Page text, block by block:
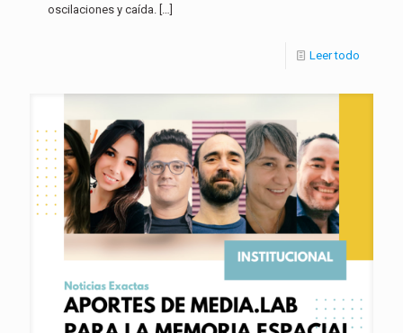
oscilaciones y caída. […]
Leer todo